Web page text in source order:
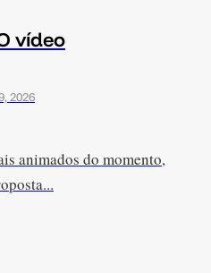
vídeo
2026
animados do momento,